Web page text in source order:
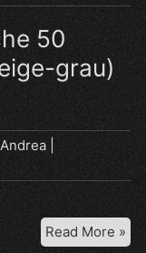
50
grau)
Andrea
Read More »